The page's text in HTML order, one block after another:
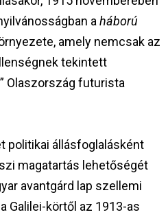
aháború
amely nemcsak az
tekintett
Olaszország futurista
állásfoglalásként
magatartás lehetőségét
avantgárd lap szellemi
Galilei-körtől az 1913-as